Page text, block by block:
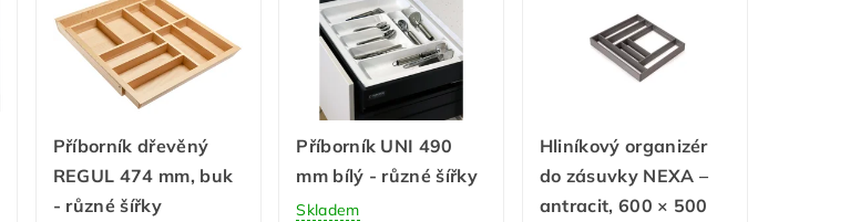
Příborník dřevěný
REGUL 474 mm, buk
- různé šířky
Příborník UNI 490
mm bílý - různé šířky
Skladem
Hliníkový organizér
do zásuvky NEXA –
antracit, 600 × 500